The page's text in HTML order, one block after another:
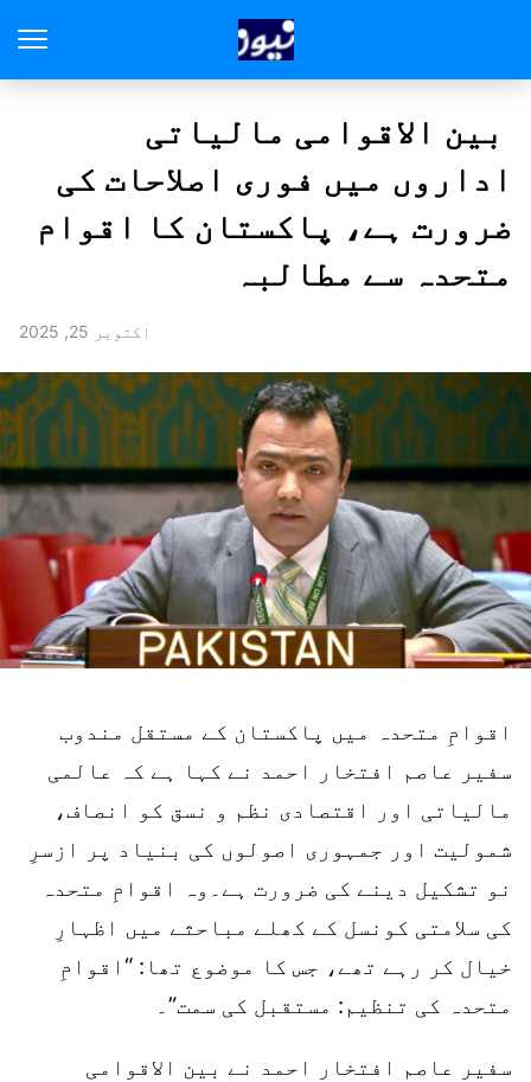
بین الاقوامی مالیاتی
اداروں میں فوری اصلاحات کی
ضرورت ہے، پاکستان کا اقوام
متحدہ سے مطالبہ
اکتوبر 25, 2025
اقوامِ متحدہ میں پاکستان کے مستقل مندوب
سفیر عاصم افتخار احمد نے کہا ہے کہ عالمی
مالیاتی اور اقتصادی نظم و نسق کو انصاف،
شمولیت اور جمہوری اصولوں کی بنیاد پر ازسرِ
نو تشکیل دینے کی ضرورت ہے۔وہ اقوامِ متحدہ
کی سلامتی کونسل کے کھلے مباحثے میں اظہارِ
خیال کر رہے تھے، جس کا موضوع تھا: “اقوامِ
متحدہ کی تنظیم: مستقبل کی سمت”۔
سفیر عاصم افتخار احمد نے بین الاقوامی